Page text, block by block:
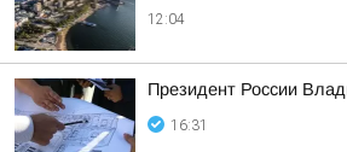
12:04
Президент России
16:31